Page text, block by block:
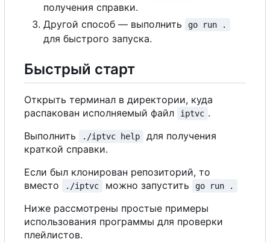
получения справки.
Другой способ — выполнить
go run .
для быстрого запуска.
Быстрый старт
Открыть терминал в директории, куда
распакован исполняемый файл
iptvc .
Выполнить
./iptvc help
для получения
краткой справки.
Если был клонирован репозиторий, то
вместо
./iptvc можно запустить go run .
Ниже рассмотрены простые примеры
использования программы для проверки
плейлистов.